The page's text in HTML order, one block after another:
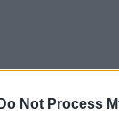
Do Not Process
több ott
nem